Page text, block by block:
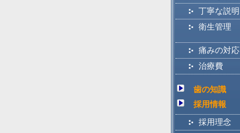
丁寧な説明
衛生管理
痛みの対応
治療費
歯の知識
採用情報
採用理念